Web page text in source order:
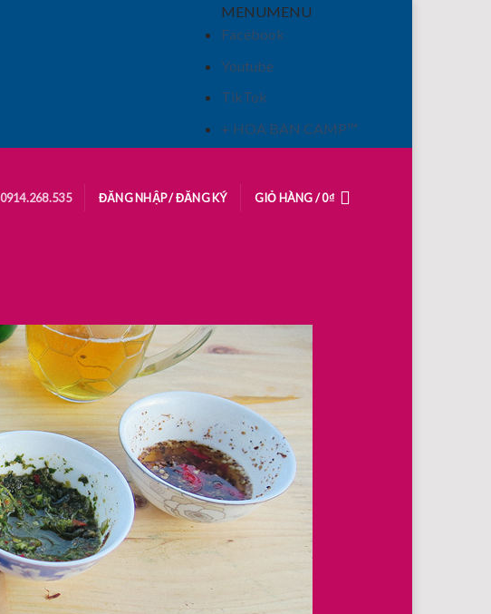
MENUMENU
Facebook
Youtube
TikTok
+ HOA BAN CAMP™
0914.268.535 ĐĂNG NHẬP / ĐĂNG KÝ GIỎ HÀNG /0₫